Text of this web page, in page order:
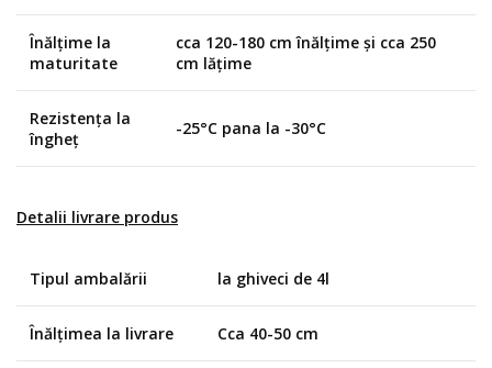
Înălțime la
maturitate
cca 120-180 cm înălțime și cca 250
cm lățime
Rezistența la
îngheț
-25°C pana la -30°C
Detalii livrare produs
Tipul ambalării la ghiveci de 4l
Înălțimea la livrare Cca 40-50 cm